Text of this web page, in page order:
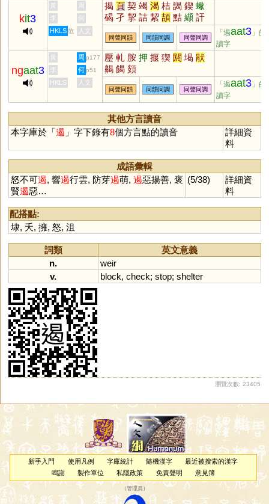
kit3
黃 周 揭 頁 契 竭 渴 桔 謁 鍥 蠍
碣 孑 挈 詰 絜 頡 黠 纈 訐
擷 羯 楬 襭 朅 鐑 蝢 蛪 硈
緳 藒 鞊 洯 滊 褉 蝎 蛣 嵑
劼
李
何
HKLS 范 人文
同聲同韻 同韻同調 同聲同調
「遏aat3 」的
讀字
ngaat3
黃 周 p177 壓 軋 胺 押 揠 猰 閼 堨 猒
齃 餲 頞
李 何 p51
HKLS 人文
同聲同韻 同韻同調 同聲同調
「遏aat3 」的
讀字
其他方言讀音
本字庫於「遏 」字下錄有8個方言點的讀音
詳細資
料
成語彙輯
怒不可遏, 響遏行雲, 防芽遏萌, 遏惡揚善, 褒
賢遏惡…
(5/38)
詳細資
料
配搭點:
埭, 夭, 擁, 怒, 沮
詞類
英文意義
n.
weir
v.
block, check; stop; shelter
瀏覽次數: 23405
新手入門 使用凡例 字庫統計 隨機漢字
最近被搜索的漢字
鳴謝
製作單位 私隱政策 免責聲明 意見簿
（管理員 ）